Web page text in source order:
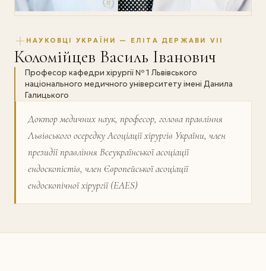
НАУКОВЦІ УКРАЇНИ — ЕЛІТА ДЕРЖАВИ VII
Коломійцев Василь Іванович
Професор кафедри хірургії № 1 Львівського
національного медичного університету імені Данила
Галицького
Доктор медичних наук, професор, голова правління
Львівського осередку Асоціації хірургів України, член
президії правління Всеукраїнської асоціації
ендоскопістів, член Європейської асоціації
ендоскопічної хірургії (EAES)